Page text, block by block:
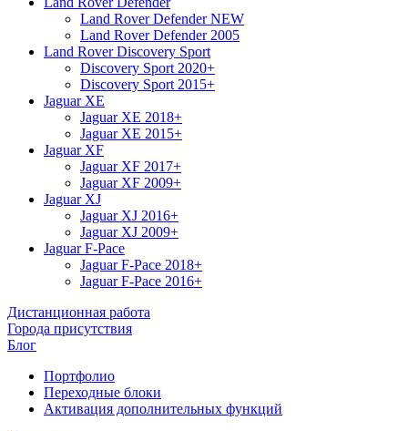
Land Rover Defender NEW
Land Rover Defender 2005
Land Rover Discovery Sport
Discovery Sport 2020+
Discovery Sport 2015+
Jaguar XE
Jaguar XE 2018+
Jaguar XE 2015+
Jaguar XF
Jaguar XF 2017+
Jaguar XF 2009+
Jaguar XJ
Jaguar XJ 2016+
Jaguar XJ 2009+
Jaguar F-Pace
Jaguar F-Pace 2018+
Jaguar F-Pace 2016+
Дистанционная работа
Города присутствия
Блог
Портфолио
Переходные блоки
Активация дополнительных функций